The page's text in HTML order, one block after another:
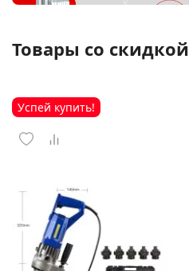
Товары со скидкой
Успей купить!